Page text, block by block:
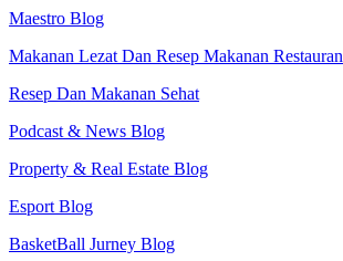
Maestro Blog
Makanan Lezat Dan Resep Makanan Restauran
Resep Dan Makanan Sehat
Podcast & News Blog
Property & Real Estate Blog
Esport Blog
BasketBall Jurney Blog